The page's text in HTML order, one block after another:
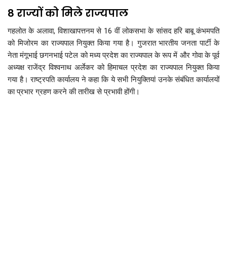
8 राज्यों को मिले राज्यपाल
गहलोत के अलावा, विशाखापत्तनम से 16 वीं लोकसभा के सांसद हरि बाबू कंभमपति
को मिजोरम का राज्यपाल नियुक्त किया गया है। गुजरात भारतीय जनता पार्टी के
नेता मंगूभाई छगनभाई पटेल को मध्य प्रदेश का राज्यपाल के रूप में और गोवा के पूर्व
अध्यक्ष राजेंद्र विश्वनाथ अर्लेकर को हिमाचल प्रदेश का राज्यपाल नियुक्त किया
गया है। राष्ट्रपति कार्यालय ने कहा कि ये सभी नियुक्तियां उनके संबंधित कार्यालयों
का प्रभार ग्रहण करने की तारीख से प्रभावी होंगी।